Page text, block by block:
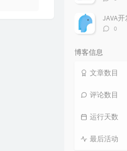
数：
评
0
博客信息
文章数目
评论数目
运行天数
最后活动